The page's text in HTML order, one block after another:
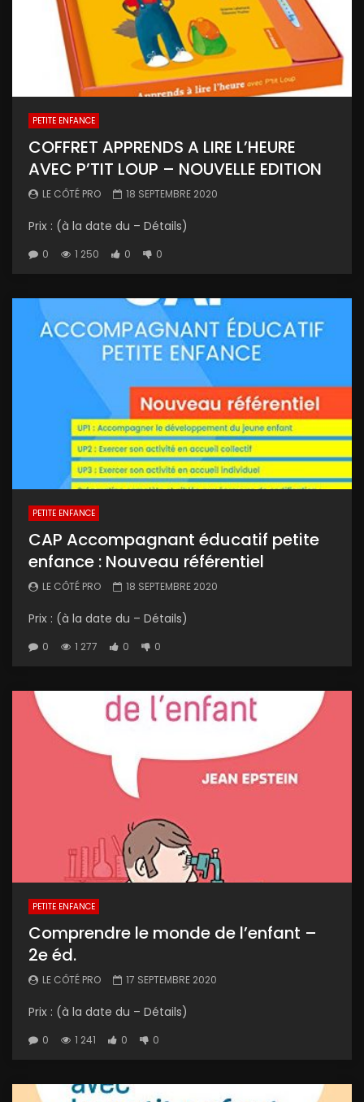
PETITE ENFANCE
COFFRET APPRENDS A LIRE L’HEURE
AVEC P’TIT LOUP – NOUVELLE EDITION
LE CÔTÉ PRO 18 SEPTEMBRE 2020
Prix : (à la date du – Détails)
0 1 250 0 0
PETITE ENFANCE
CAP Accompagnant éducatif petite
enfance : Nouveau référentiel
LE CÔTÉ PRO 18 SEPTEMBRE 2020
Prix : (à la date du – Détails)
0 1 277 0 0
PETITE ENFANCE
Comprendre le monde de l’enfant –
2e éd.
LE CÔTÉ PRO 17 SEPTEMBRE 2020
Prix : (à la date du – Détails)
0 1 241 0 0